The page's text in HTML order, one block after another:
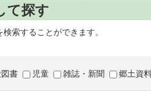
て探す
索することができます。
書 児童 雑誌・新聞 郷土資